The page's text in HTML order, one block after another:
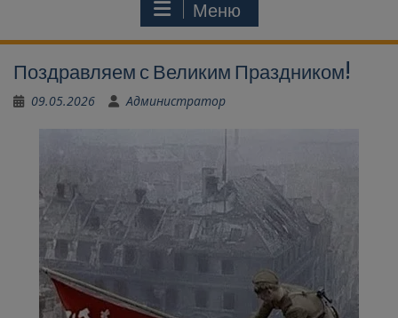
Меню
Поздравляем с Великим Праздником!
09.05.2026 Администратор